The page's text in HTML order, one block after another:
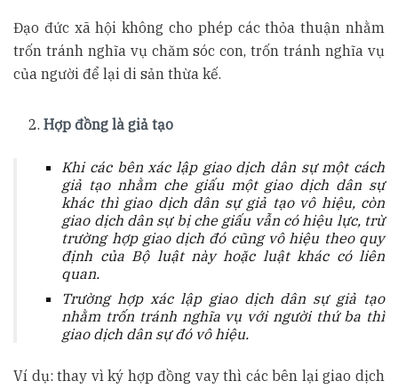
Đạo đức xã hội không cho phép các thỏa thuận nhằm
trốn tránh nghĩa vụ chăm sóc con, trốn tránh nghĩa vụ
của người để lại di sản thừa kế.
Hợp đồng là giả tạo
Khi các bên xác lập giao dịch dân sự một cách
giả tạo nhằm che giấu một giao dịch dân sự
khác thì giao dịch dân sự giả tạo vô hiệu, còn
giao dịch dân sự bị che giấu vẫn có hiệu lực, trừ
trường hợp giao dịch đó cũng vô hiệu theo quy
định của Bộ luật này hoặc luật khác có liên
quan.
Trường hợp xác lập giao dịch dân sự giả tạo
nhằm trốn tránh nghĩa vụ với người thứ ba thì
giao dịch dân sự đó vô hiệu.
Ví dụ: thay vì ký hợp đồng vay thì các bên lại giao dịch